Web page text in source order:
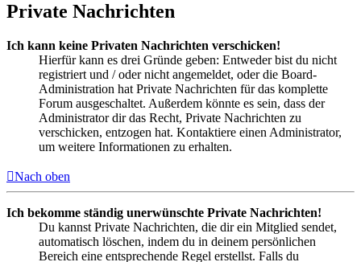
Private Nachrichten
Ich kann keine Privaten Nachrichten verschicken!
Hierfür kann es drei Gründe geben: Entweder bist du nicht
registriert und / oder nicht angemeldet, oder die Board-
Administration hat Private Nachrichten für das komplette
Forum ausgeschaltet. Außerdem könnte es sein, dass der
Administrator dir das Recht, Private Nachrichten zu
verschicken, entzogen hat. Kontaktiere einen Administrator,
um weitere Informationen zu erhalten.
Nach oben
Ich bekomme ständig unerwünschte Private Nachrichten!
Du kannst Private Nachrichten, die dir ein Mitglied sendet,
automatisch löschen, indem du in deinem persönlichen
Bereich eine entsprechende Regel erstellst. Falls du